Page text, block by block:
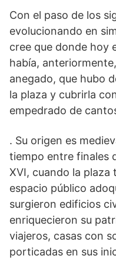
Con el paso de los
evolucionando en
cree que donde hoy
había,
anegado, que hubo
la plaza y cubrirla
empedrado de
. Su origen es
tiempo entre finales
XVI, cuando la
espacio público
surgieron edificios
enriquecieron su
viajeros, casas con
porticadas en sus